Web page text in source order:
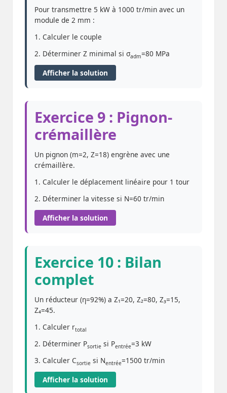
Pour transmettre 5 kW à 1000 tr/min avec un
module de 2 mm :
1. Calculer le couple
2. Déterminer Z minimal si σadm=80 MPa
Afficher la solution
Exercice 9 : Pignon-
crémaillère
Un pignon (m=2, Z=18) engrène avec une
crémaillère.
1. Calculer le déplacement linéaire pour 1 tour
2. Déterminer la vitesse si N=60 tr/min
Afficher la solution
Exercice 10 : Bilan
complet
Un réducteur (η=92%) a Z₁=20, Z₂=80, Z₃=15,
Z₄=45.
1. Calculer rtotal
2. Déterminer Psortie si Pentrée=3 kW
3. Calculer Csortie si Nentrée=1500 tr/min
Afficher la solution